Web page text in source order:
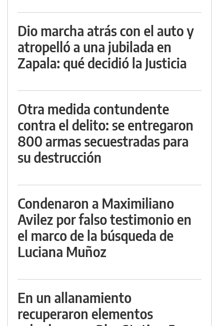
Dio marcha atrás con el auto y
atropelló a una jubilada en
Zapala: qué decidió la Justicia
Otra medida contundente
contra el delito: se entregaron
800 armas secuestradas para
su destrucción
Condenaron a Maximiliano
Avilez por falso testimonio en
el marco de la búsqueda de
Luciana Muñoz
En un allanamiento
recuperaron elementos